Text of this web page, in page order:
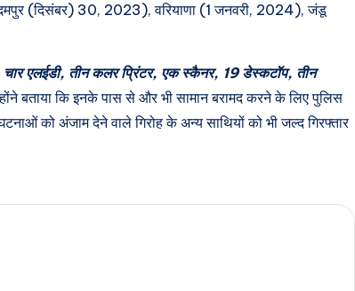
(दिसंबर) 30, 2023), वरियाणा (1 जनवरी, 2024), जंडू
चार एलईडी, तीन कलर प्रिंटर, एक स्कैनर, 19 डेस्कटॉप, तीन
बताया कि इनके पास से और भी सामान बरामद करने के लिए पुलिस
को अंजाम देने वाले गिरोह के अन्य साथियों को भी जल्द गिरफ्तार